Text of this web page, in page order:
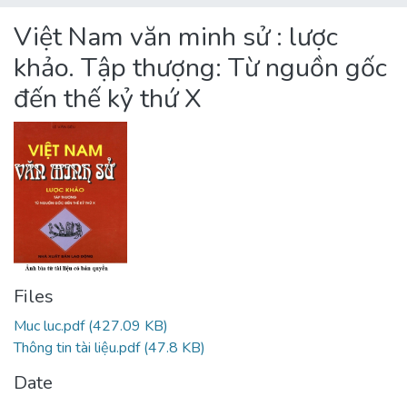
User guides
Usage rules
Verify account
Việt Nam văn minh sử : lược
khảo. Tập thượng: Từ nguồn gốc
đến thế kỷ thứ X
Files
Muc luc.pdf(427.09 KB)
Thông tin tài liệu.pdf(47.8 KB)
Date